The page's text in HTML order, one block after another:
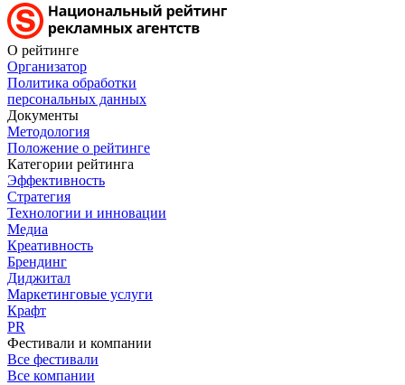
О рейтинге
Организатор
Политика обработки
персональных данных
Документы
Методология
Положение о рейтинге
Категории рейтинга
Эффективность
Стратегия
Технологии и инновации
Медиа
Креативность
Брендинг
Диджитал
Маркетинговые услуги
Крафт
PR
Фестивали и компании
Все фестивали
Все компании